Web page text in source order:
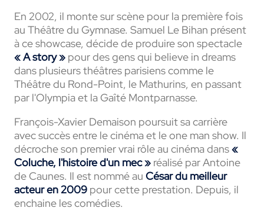
En 2002, il monte sur scène pour la première fois
au Théâtre du Gymnase. Samuel Le Bihan présent
à ce showcase, décide de produire son spectacle
« A story » pour des gens qui believe in dreams
dans plusieurs théâtres parisiens comme le
Théâtre du Rond-Point, le Mathurins, en passant
par l'Olympia et la Gaîté Montparnasse.
François-Xavier Demaison poursuit sa carrière
avec succès entre le cinéma et le one man show. Il
décroche son premier vrai rôle au cinéma dans«
Coluche, l'histoire d'un mec » réalisé par Antoine
de Caunes. Il est nommé au César du meilleur
acteur en 2009 pour cette prestation. Depuis, il
enchaine les comédies.